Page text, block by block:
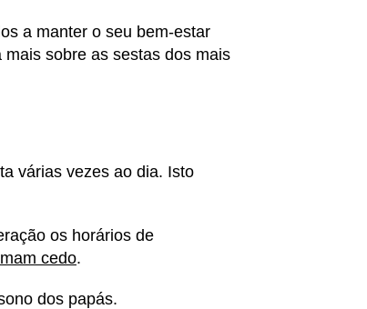
a manter o seu bem-estar
sobre as sestas dos mais
várias vezes ao dia. Isto
os horários de
cedo.
dos papás.